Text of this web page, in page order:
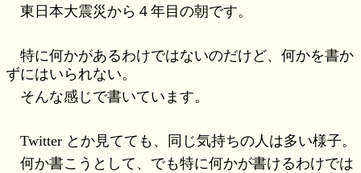
東日本大震災から４年目の朝です。
特に何かがあるわけではないのだけど、何かを書か
ずにはいられない。
そんな感じで書いています。
Twitter とか見てても、同じ気持ちの人は多い様子。
何か書こうとして、でも特に何かが書けるわけでは